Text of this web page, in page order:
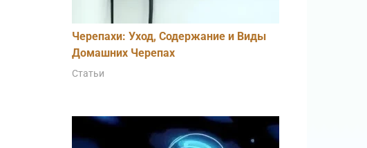
Черепахи: Уход, Содержание и Виды
Домашних Черепах
Статьи